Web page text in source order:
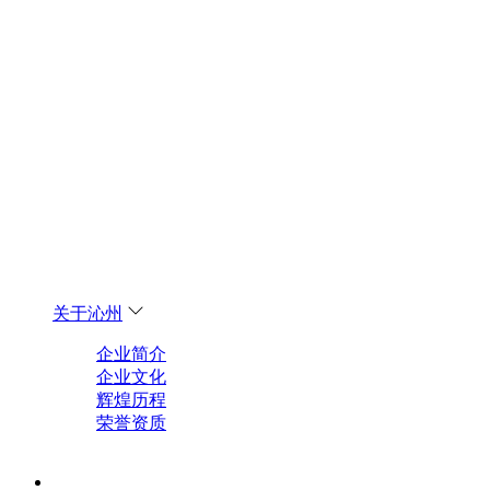
关于沁州
企业简介
企业文化
辉煌历程
荣誉资质